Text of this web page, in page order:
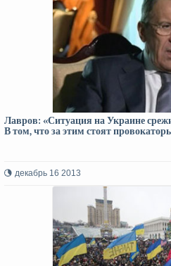
Лавров: «Ситуация на Украине
В том, что за этим стоят
декабрь 16 2013